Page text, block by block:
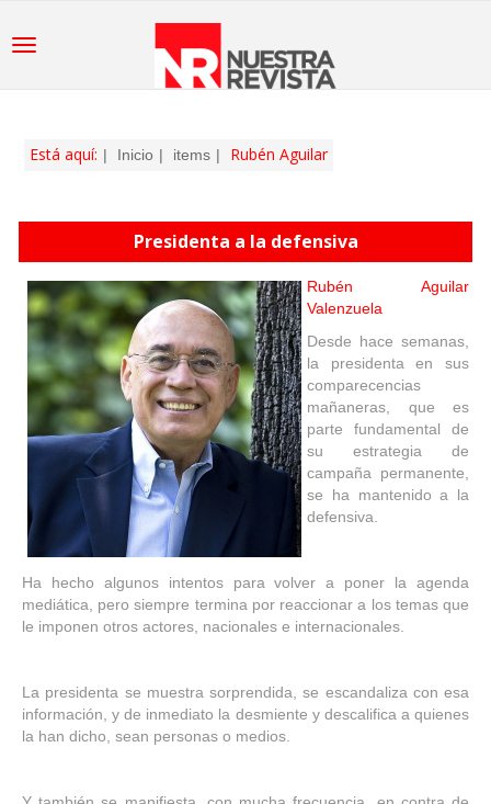
Está aquí: Inicio items Rubén Aguilar
Presidenta a la defensiva
Rubén Aguilar
Valenzuela
Desde hace semanas,
la presidenta en sus
comparecencias
mañaneras, que es
parte fundamental de
su estrategia de
campaña permanente,
se ha mantenido a la
defensiva.
Ha hecho algunos intentos para volver a poner la agenda
mediática, pero siempre termina por reaccionar a los temas que
le imponen otros actores, nacionales e internacionales.
La presidenta se muestra sorprendida, se escandaliza con esa
información, y de inmediato la desmiente y descalifica a quienes
la han dicho, sean personas o medios.